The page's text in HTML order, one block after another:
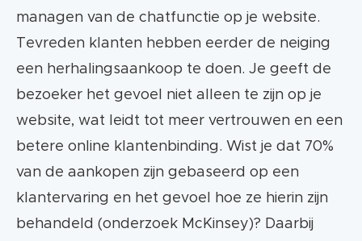
managen van de chatfunctie op je website.
Tevreden klanten hebben eerder de neiging
een herhalingsaankoop te doen. Je geeft de
bezoeker het gevoel niet alleen te zijn op je
website, wat leidt tot meer vertrouwen en een
betere online klantenbinding. Wist je dat 70%
van de aankopen zijn gebaseerd op een
klantervaring en het gevoel hoe ze hierin zijn
behandeld (onderzoek McKinsey)? Daarbij